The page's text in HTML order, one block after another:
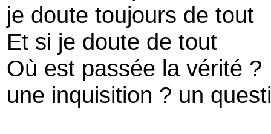
je doute toujours de tout
Et si je doute de tout
Où est passée la vérité ?
une inquisition ? un